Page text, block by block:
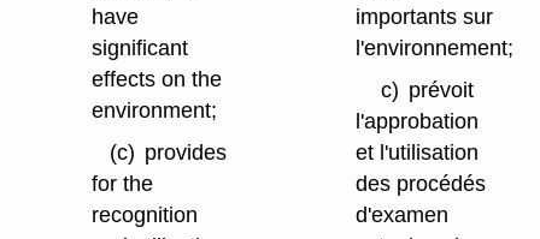
have
significant
effects on the
environment;
(c) provides
for the
recognition
importants sur
l'environnement;
c) prévoit
l'approbation
et l'utilisation
des procédés
d'examen